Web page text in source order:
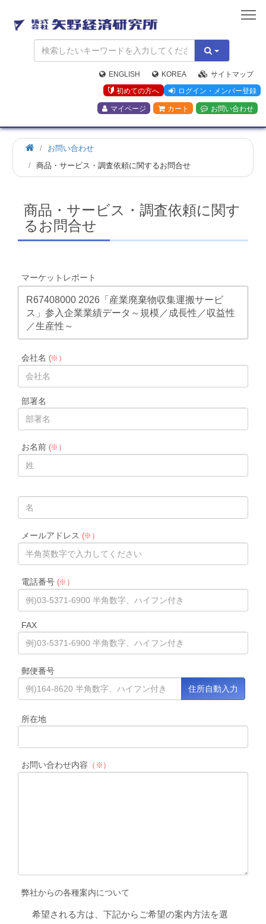
矢
野
経
済
研
究
所
ENGLISH KOREA
サイトマップ
初めての方へ
ログイン・メンバー登録
マイページ カート お問い合わせ
お問い合わせ
商品・サービス・調査依頼に関するお問合せ
商品・サービス・調査依頼に関す
るお問合せ
マーケットレポート
R67408000 2026「産業廃棄物収集運搬サービ
ス」参入企業業績データ～規模／成長性／収益性
／生産性～
会社名 (※）
部署名
お名前(※）
メールアドレス (※）
電話番号(※）
FAX
郵便番号
所在地
お問い合わせ内容 （※）
弊社からの各種案内について
希望される方は、下記からご希望の案内方法を選